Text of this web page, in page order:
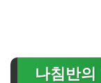
나침반의